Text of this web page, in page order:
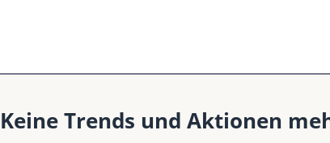
Keine Trends und Aktionen